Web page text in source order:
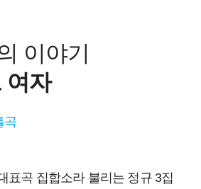
이야기
여자
곡
표곡 집합소라 불리는 정규 3집